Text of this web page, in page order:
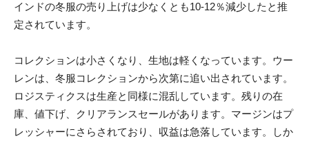
インドの冬服の売り上げは少なくとも10-12％減少したと推
定されています。
コレクションは小さくなり、生地は軽くなっています。ウー
レンは、冬服コレクションから次第に追い出されています。
ロジスティクスは生産と同様に混乱しています。残りの在
庫、値下げ、クリアランスセールがあります。マージンはプ
レッシャーにさらされており、収益は急落しています。しか